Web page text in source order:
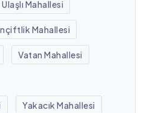
Ulaşlı Mahallesi
Mahallesi
Vatan Mahallesi
Yakacık Mahallesi